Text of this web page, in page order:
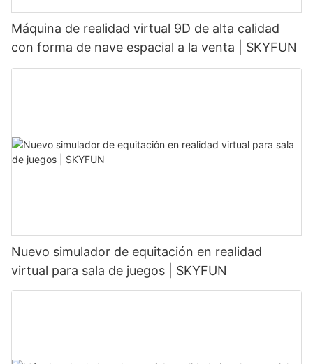
Máquina de realidad virtual 9D de alta calidad
con forma de nave espacial a la venta | SKYFUN
Nuevo simulador de equitación en realidad
virtual para sala de juegos | SKYFUN